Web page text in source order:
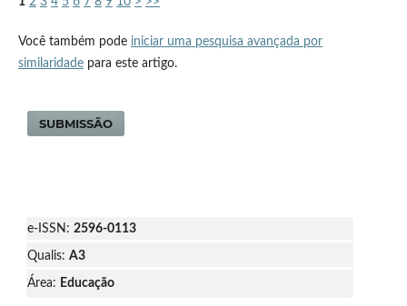
Você também pode iniciar uma pesquisa avançada por
similaridadepara este artigo.
SUBMISSÃO
e-ISSN: 2596-0113
Qualis: A3
Área: Educação